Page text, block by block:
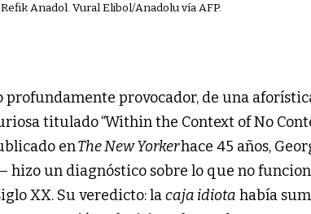
Anadol. Vural Elibol/Anadolu vía AFP.
profundamente provocador, de una
titulado“Within the Context of No
enThe New Yorkerhace 45 años,
hizo un diagnóstico sobre lo que no
XX. Su veredicto: lacaja idiota había